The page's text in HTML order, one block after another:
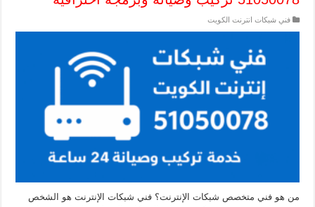
فني شبكات انترنت الكويت
من هو فني متخصص شبكات الإنترنت؟ فني شبكات الإنترنت هو الشخص